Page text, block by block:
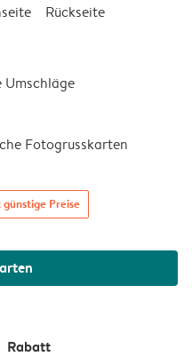
Rückseite
Umschläge
Fotogrusskarten
Preise
Rabatt